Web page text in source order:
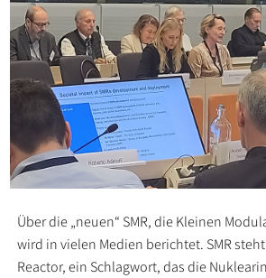
Über die „neuen“ SMR, die Kleinen
wird in vielen Medien berichtet. SMR
Reactor, ein Schlagwort, das die